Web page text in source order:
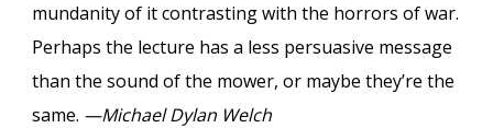
mundanity of it contrasting with the horrors of war.
Perhaps the lecture has a less persuasive message
than the sound of the mower, or maybe they’re the
same. —Michael Dylan Welch